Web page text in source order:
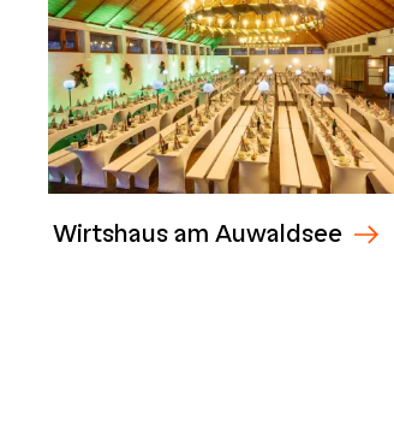
Wirtshaus am Auwaldsee